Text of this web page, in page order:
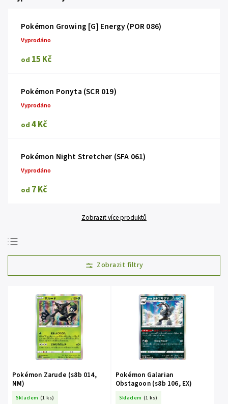
Pokémon Growing [G] Energy (POR 086)
Vyprodáno
od 15 Kč
Pokémon Ponyta (SCR 019)
Vyprodáno
od 4 Kč
Pokémon Night Stretcher (SFA 061)
Vyprodáno
od 7 Kč
Zobrazit více produktů
Doporučujeme
Nejlevnější
Nejprodávanější
Abecedně
Pokémon Zarude (s8b 014,
NM)
Skladem (1 ks)
Pokémon Galarian
Obstagoon (s8b 106, EX)
Skladem (1 ks)